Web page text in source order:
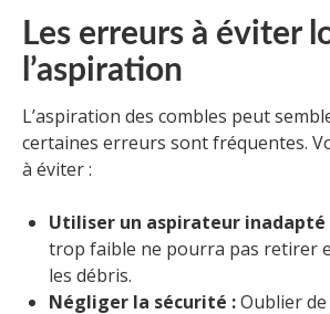
Les erreurs à éviter
l’aspiration
L’aspiration des combles peut
certaines erreurs sont fréquentes.
à éviter :
Utiliser un aspirateur inadapté
trop faible ne pourra pas retirer
les débris.
Négliger la sécurité :Oublier